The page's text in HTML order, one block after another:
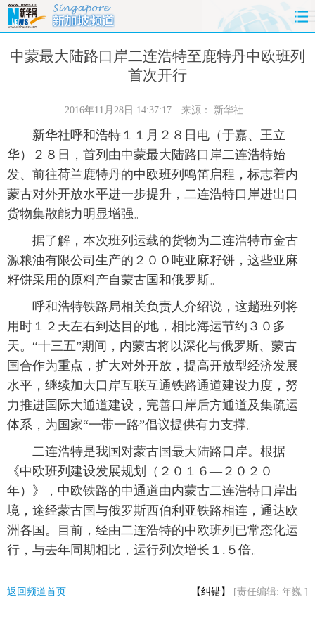
首页 时政 国际 财经
港澳 台湾 华人 汽车
科技 能源 房产 公司
旅游 健康 信息化 数据
金融 公益 军事 无人机
富媒体 摄影 新华广播
新华电视中文 新华电视英文 返回PC
中蒙最大陆路口岸二连浩特至鹿特丹中欧班列
首次开行
2016年11月28日 14:37:17 来源： 新华社
新华社呼和浩特１１月２８日电（于嘉、王立
华）２８日，首列由中蒙最大陆路口岸二连浩特始
发、前往荷兰鹿特丹的中欧班列鸣笛启程，标志着内
蒙古对外开放水平进一步提升，二连浩特口岸进出口
货物集散能力明显增强。
据了解，本次班列运载的货物为二连浩特市金古
源粮油有限公司生产的２００吨亚麻籽饼，这些亚麻
籽饼采用的原料产自蒙古国和俄罗斯。
呼和浩特铁路局相关负责人介绍说，这趟班列将
用时１２天左右到达目的地，相比海运节约３０多
天。“十三五”期间，内蒙古将以深化与俄罗斯、蒙古
国合作为重点，扩大对外开放，提高开放型经济发展
水平，继续加大口岸互联互通铁路通道建设力度，努
力推进国际大通道建设，完善口岸后方通道及集疏运
体系，为国家“一带一路”倡议提供有力支撑。
二连浩特是我国对蒙古国最大陆路口岸。根据
《中欧班列建设发展规划（２０１６—２０２０
年）》，中欧铁路的中通道由内蒙古二连浩特口岸出
境，途经蒙古国与俄罗斯西伯利亚铁路相连，通达欧
洲各国。目前，经由二连浩特的中欧班列已常态化运
行，与去年同期相比，运行列次增长１.５倍。
返回频道首页 【纠错】 [责任编辑: 年巍 ]